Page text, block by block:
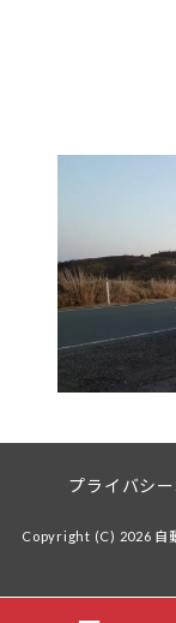
プライバシ
Copyright (C) 2026 自